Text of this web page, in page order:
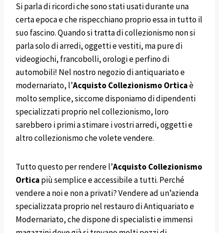
Si parla di ricordi che sono stati usati durante una
certa epoca e che rispecchiano proprio essa in tutto il
suo fascino. Quando si tratta di collezionismo non si
parla solo di arredi, oggetti e vestiti, ma pure di
videogiochi, francobolli, orologi e perfino di
automobili! Nel nostro negozio di antiquariato e
modernariato, l’Acquisto Collezionismo Orticaè
molto semplice, siccome disponiamo di dipendenti
specializzati proprio nel collezionismo, loro
sarebbero i primi a stimare i vostri arredi, oggetti e
altro collezionismo che volete vendere.
Tutto questo per rendere l’Acquisto Collezionismo
Ortica più semplice e accessibile a tutti. Perché
vendere a noi e non a privati? Vendere ad un’azienda
specializzata proprio nel restauro di Antiquariato e
Modernariato, che dispone di specialisti e immensi